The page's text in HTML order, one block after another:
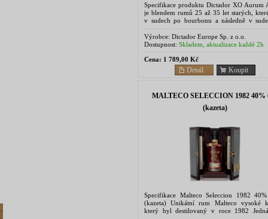
Specifikace produktu Dictador XO Aurum
je blendem rumů 25 až 35 let starých,
v sudech po bourbonu a následně v
Výrobce: Dictador Europe Sp. z o.o.
Dostupnost: Skladem, aktualizace každé 2h
Cena: 1 789,00 Kč
Koupit
Detail
MALTECO SELECCION 1982 40%
(kazeta)
Specifikace Malteco Seleccion 1982
(kazeta) Unikátní rum Malteco vysoké
který byl destilovaný v roce 1982